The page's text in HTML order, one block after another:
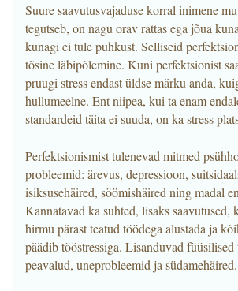
Suure saavutusvajaduse korral inimene
tegutseb, on nagu orav rattas ega jõua
kunagi ei tule puhkust. Selliseid
tõsine läbipõlemine. Kuni perfektsionist
pruugi stress endast üldse märku anda,
hullumeelne. Ent niipea, kui ta enam
standardeid täita ei suuda, on ka stress
Perfektsionismist tulenevad mitmed
probleemid: ärevus, depressioon,
isiksusehäired, söömishäired ning madal
Kannatavad ka suhted, lisaks saavutused,
hirmu pärast teatud töödega alustada ja
päädib tööstressiga. Lisanduvad füüsilised
peavalud, uneprobleemid ja südamehäired.